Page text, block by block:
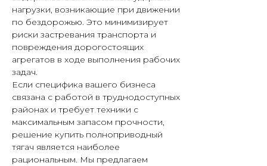
нагрузки, возникающие при движении
по бездорожью. Это минимизирует
риски застревания транспорта и
повреждения дорогостоящих
агрегатов в ходе выполнения рабочих
задач.
Если специфика вашего бизнеса
связана с работой в труднодоступных
районах и требует техники с
максимальным запасом прочности,
решение купить полноприводный
тягач является наиболее
рациональным. Мы предлагаем